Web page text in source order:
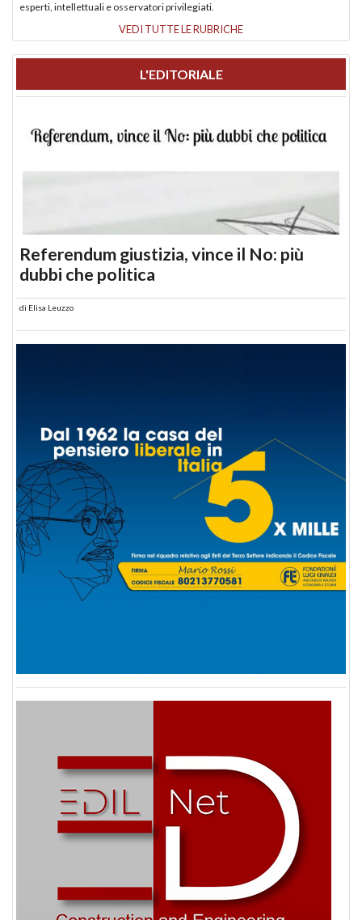
esperti, intellettuali e osservatori privilegiati.
VEDI TUTTE LE RUBRICHE
L'EDITORIALE
Referendum giustizia, vince il No: più
dubbi che politica
di Elisa Leuzzo